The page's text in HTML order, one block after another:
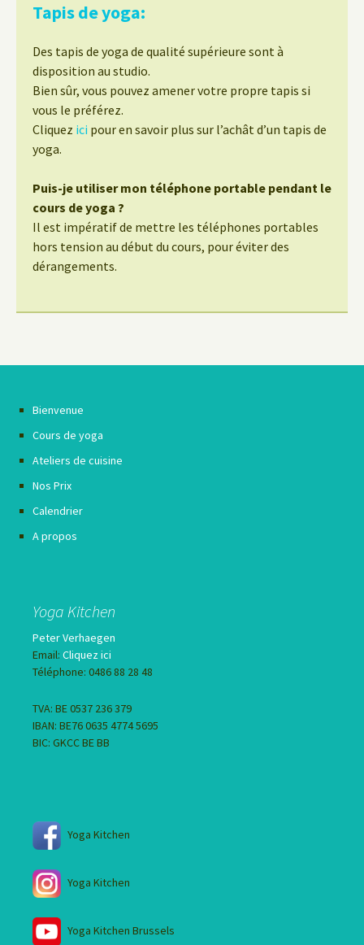
Tapis de yoga:
Des tapis de yoga de qualité supérieure sont à
disposition au studio.
Bien sûr, vous pouvez amener votre propre tapis si
vous le préférez.
Cliquez ici pour en savoir plus sur l’achât d’un tapis de
yoga.
Puis-je utiliser mon téléphone portable pendant le
cours de yoga ?
Il est impératif de mettre les téléphones portables
hors tension au début du cours, pour éviter des
dérangements.
Bienvenue
Cours de yoga
Ateliers de cuisine
Nos Prix
Calendrier
A propos
Yoga Kitchen
Peter Verhaegen
Email: Cliquez ici
Téléphone: 0486 88 28 48
TVA: BE 0537 236 379
IBAN: BE76 0635 4774 5695
BIC: GKCC BE BB
Yoga Kitchen
Yoga Kitchen
Yoga Kitchen Brussels